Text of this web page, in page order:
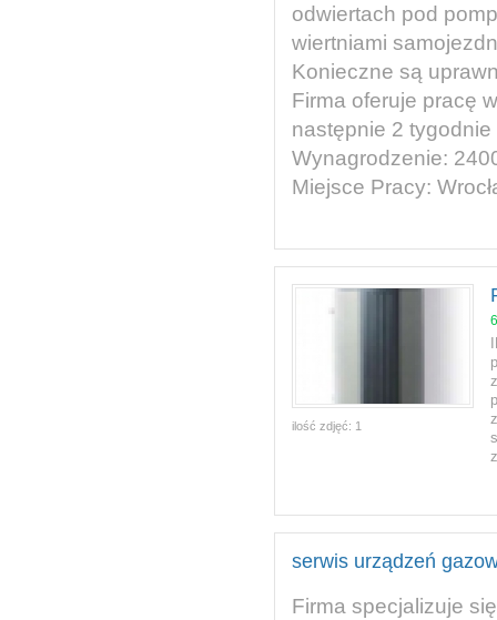
odwiertach pod
wiertniami
Konieczne są
Firma oferuje pracę
następnie 2
Wynagrodzenie:
Miejsce Pracy:
ilość zdjęć: 1
serwis urządzeń
Firma specjalizuje